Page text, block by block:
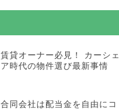
賃貸オーナー必見！ カーシェ
ア時代の物件選び最新事情
合同会社は配当金を自由にコ